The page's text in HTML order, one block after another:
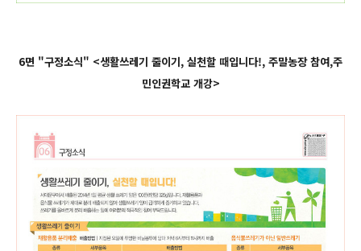
6면 "구정소식" <생활쓰레기 줄이기, 실천할 때입니다!, 주말농장 참여,주
민인권학교 개강>